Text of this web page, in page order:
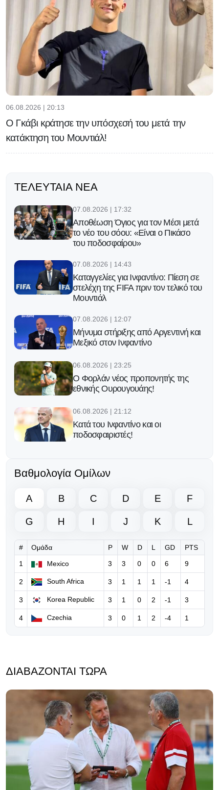
06.08.2026 | 20:13
Ο Γκάβι κράτησε την υπόσχεσή του μετά την
κατάκτηση του Μουντιάλ!
ΤΕΛΕΥΤΑΊΑ ΝΈΑ
07.08.2026 | 17:32
Αποθέωση Όγιος για τον Μέσι μετά
το νέο του σόου: «Είναι ο Πικάσο
του ποδοσφαίρου»
07.08.2026 | 14:43
Καταγγελίες για Ινφαντίνο: Πίεση σε
στελέχη της FIFA πριν τον τελικό του
Μουντιάλ
07.08.2026 | 12:07
Μήνυμα στήριξης από Αργεντινή και
Μεξικό στον Ινφαντίνο
06.08.2026 | 23:25
Ο Φορλάν νέος προπονητής της
εθνικής Ουρουγουάης!
06.08.2026 | 21:12
Κατά του Ινφαντίνο και οι
ποδοσφαιριστές!
Ο Γκάβι κράτησε την υπόσχεσή του
μετά την κατάκτηση του Μουντιάλ!
06.08.2026 | 18:50
Νέο ξεκάθαρο μήνυμα της UEFA
προς τη FIFA για τον Ινφαντίνο
06.08.2026 | 10:36
FIFA: Παραδέχεται λάθη του
Ινφαντίνο, τον στηρίζει και
ξεκαθαρίζει… «δεν θα δεχθούμε
καμία επίθεση»
06.08.2026 | 08:39
Ο Ινφαντίνο υπόσχεται τον τελικό
05.08.2026 | 17:32
«Πρέπει να παραιτηθείς για να
σωθεί το ποδόσφαιρο»
Βαθμολογία Ομίλων
A B C D E F
G H I J K L
# Ομάδα P W D L GD PTS
1 Mexico 3 3 0 0 6 9
2 South Africa 3 1 1 1 -1 4
3 Korea Republic 3 1 0 2 -1 3
4 Czechia 3 0 1 2 -4 1
ΔΙΑΒΆΖΟΝΤΑΙ ΤΏΡΑ